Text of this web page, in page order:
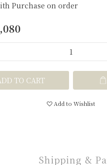
Purchase on order
TO CART
Add to Wishlist
Shipping &